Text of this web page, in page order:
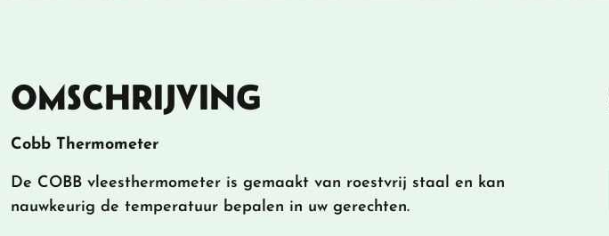
OMSCHRIJVING
Cobb Thermometer
De COBB vleesthermometer is gemaakt van roestvrij staal en kan
nauwkeurig de temperatuur bepalen in uw gerechten.